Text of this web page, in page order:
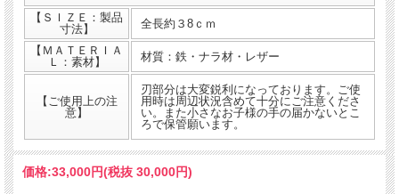
【ＳＩＺＥ：製品
寸法】
全長約３8ｃｍ
【ＭＡＴＥＲＩＡ
Ｌ：素材】
材質：鉄・ナラ材・レザー
【ご使用上の注
意】
刃部分は大変鋭利になっております。ご使
用時は周辺状況含めて十分にご注意くださ
い。また小さなお子様の手の届かないとこ
ろで保管願います。
価格:33,000円(税抜 30,000円)